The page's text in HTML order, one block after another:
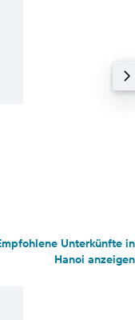
Unterkünfte in
Hanoi anzeigen